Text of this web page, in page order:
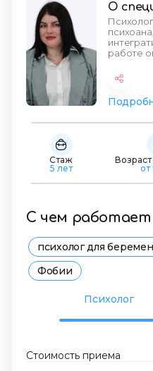
О
работе
Стаж
5 лет
от
С чем работает
психолог для
Фобии
Психолог
Стоимость приема